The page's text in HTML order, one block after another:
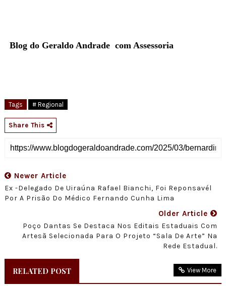
Blog do Geraldo Andrade com Assessoria
Tags # Regional
Share This
Newer Article
Ex -Delegado De Uiraúna Rafael Bianchi, Foi Reponsavél
Por A Prisão Do Médico Fernando Cunha Lima
Older Article
Poço Dantas Se Destaca Nos Editais Estaduais Com
Artesã Selecionada Para O Projeto “Sala De Arte” Na
Rede Estadual.
RELATED POST View More